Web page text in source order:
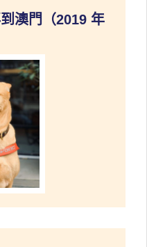
澳門（2019 年